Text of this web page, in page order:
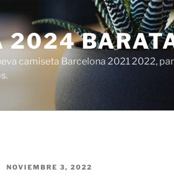
2024
camiseta Barcelona 2021 2022,
PUBLICADO
NOVIEMBRE 3, 2022